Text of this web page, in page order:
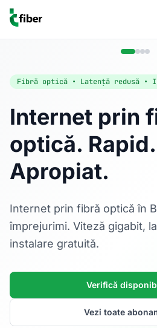
Fibră optică • Latență redusă •
Internet prin
optică.
Apropiat.
Internet prin fibră optică în
împrejurimi. Viteză gigabit,
instalare gratuită.
Verifică
Vezi toate
Acasă
Internet Rezidențial
Fibră optică până la 1 Gbps, direct în